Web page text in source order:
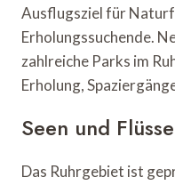
Ausflugsziel für
Erholungssuchende.
zahlreiche Parks im
Erholung,
Seen und Flüsse
Das Ruhrgebiet ist